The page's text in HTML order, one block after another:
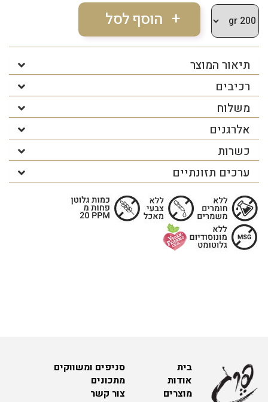
תיאור המוצר
רכיבים
משלוח
אלרגנים
כשרות
ערכים תזונתיים
סניפים ומשווקים
מתכונים
צור קשר
בית
אודות
מוצרים